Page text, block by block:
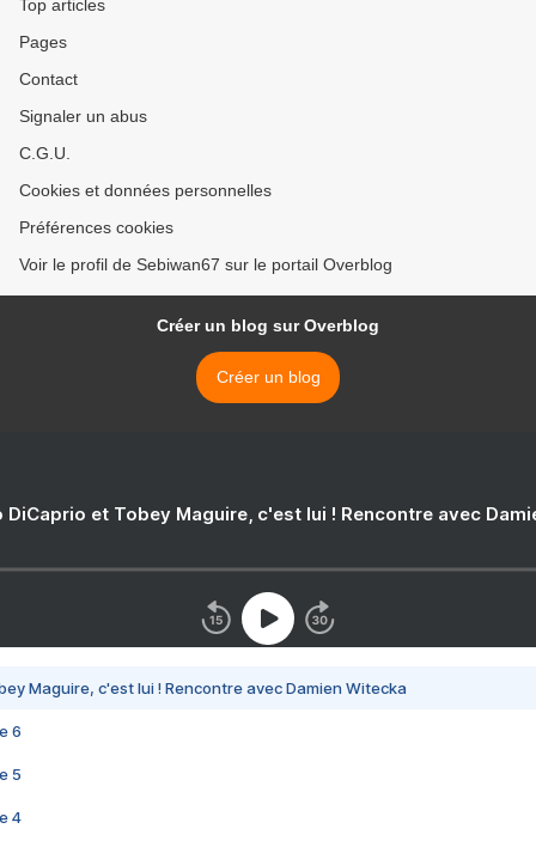
Top articles
Pages
Contact
Signaler un abus
C.G.U.
Cookies et données personnelles
Préférences cookies
Voir le profil de Sebiwan67 sur le portail Overblog
Créer un blog sur Overblog
Créer un blog
DiCaprio et Tobey Maguire, c'est lui ! Rencontre avec
Maguire, c'est lui ! Rencontre avec Damien Witecka
6
5
4